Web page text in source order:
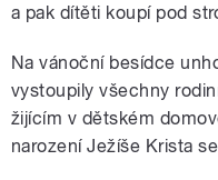
a pak dítěti koupí pod
Na vánoční besídce
vystoupily všechny
žijícím v dětském
narození Ježíše Krista